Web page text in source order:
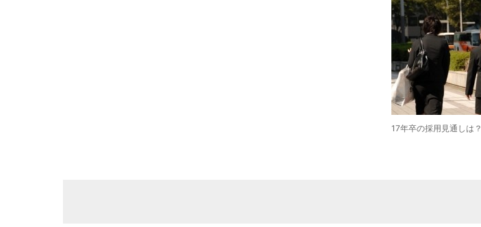
17年卒の採用見通しは？